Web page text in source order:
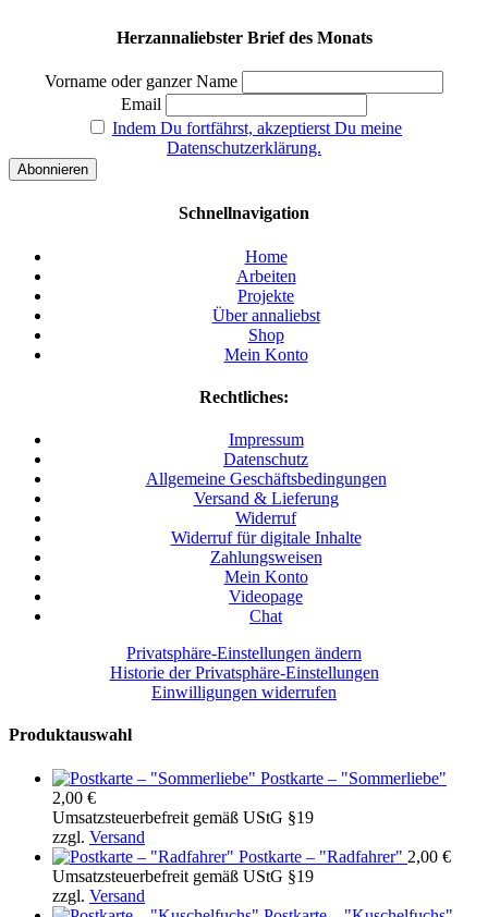
Herzannaliebster Brief des Monats
Vorname oder ganzer Name
Email
Indem Du fortfährst, akzeptierst Du meine
Datenschutzerklärung.
Schnellnavigation
Home
Arbeiten
Projekte
Über annaliebst
Shop
Mein Konto
Rechtliches:
Impressum
Datenschutz
Allgemeine Geschäftsbedingungen
Versand & Lieferung
Widerruf
Widerruf für digitale Inhalte
Zahlungsweisen
Mein Konto
Videopage
Chat
Privatsphäre-Einstellungen ändern
Historie der Privatsphäre-Einstellungen
Einwilligungen widerrufen
Produktauswahl
Postkarte – "Sommerliebe"
2,00 €
Umsatzsteuerbefreit gemäß UStG §19
zzgl. Versand
Postkarte – "Radfahrer" 2,00 €
Umsatzsteuerbefreit gemäß UStG §19
zzgl. Versand